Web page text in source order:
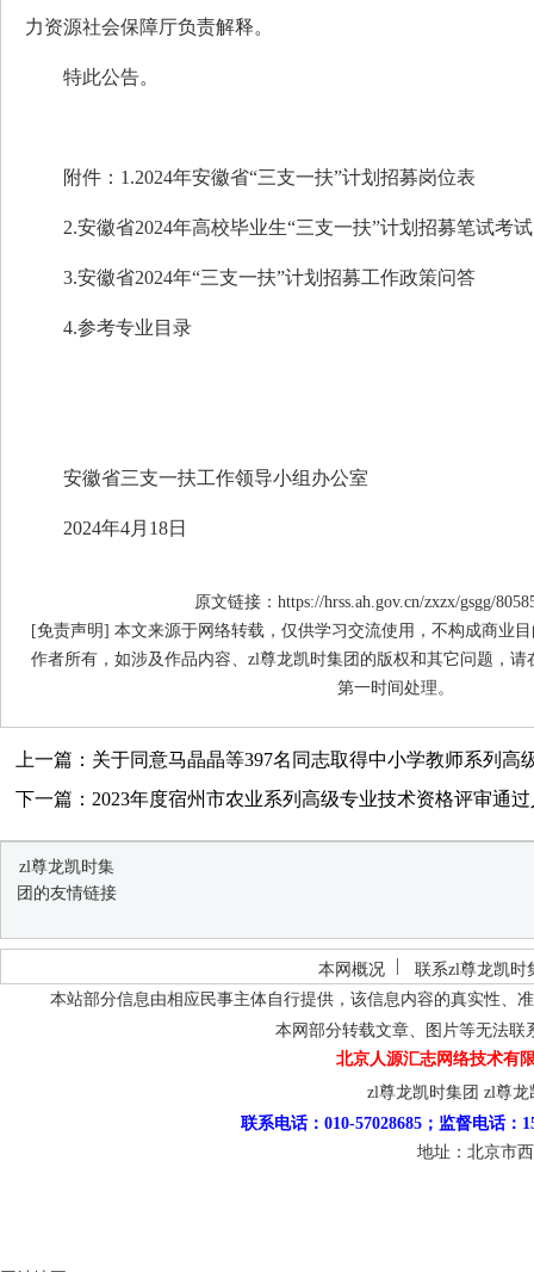
力资源社会保障厅负责解释。
特此公告。
附件：1.2024年安徽省“三支一扶”计划招募岗位表
2.安徽省2024年高校毕业生“三支一扶”计划招募笔试考
3.安徽省2024年“三支一扶”计划招募工作政策问答
4.参考专业目录
安徽省三支一扶工作领导小组办公室
2024年4月18日
原文链接：https://hrss.ah.gov.cn/zxzx/gsgg/
[免责声明] 本文来源于网络转载，仅供学习交流使用，不构成商业
作者所有，如涉及作品内容、zl尊龙凯时集团的版权和其它问题，请
第一时间处理。
上一篇：关于同意马晶晶等397名同志取得中小学教师系列高
下一篇：2023年度宿州市农业系列高级专业技术资格评审通
zl尊龙凯时集
团的友情链接
本网概况
联系zl尊龙凯时
本站部分信息由相应民事主体自行提供，该信息内容的真实性、
本网部分转载文章、图片等无法
北京人源汇志网络技术有
zl尊龙凯时集团 zl尊龙
联系电话：010-57028685；监督电话：
地址：北京市